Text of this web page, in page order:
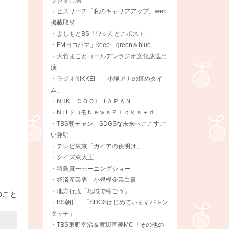
と
・ビズリーチ「私のキャリアアップ」web
掲載取材
・よしもとBS「ワシんとこポスト」
・FMヨコハマ」keep green＆blue
・大竹まことゴールデンラジオ文化放送出
演
・ラジオNIKKEI 「小塚アナの褒めタイ
ム」
・NHK ＣＯＯＬＪＡＰＡＮ
・NTTドコモＮｅｗｓＰｉｃｋｓ＋ｄ
・TBS朝チャン SDGSな未来へここすご
い発明
・テレビ東京「ガイアの夜明け」
・クイズ東大王
・羽鳥真一モーニングショー
・経済産業省 小規模企業白書
・地方行政「地域で稼ごう」
・BS朝日 「SDGSはじめていますバトン
タッチ」
・TBS東野幸治＆渡辺直美MC「その他の